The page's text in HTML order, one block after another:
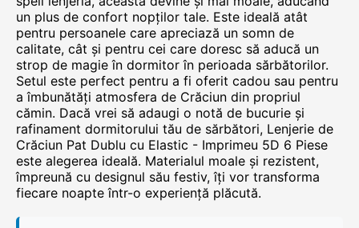
un plus de confort nopților tale. Este ideală atât
pentru persoanele care apreciază un somn de
calitate, cât și pentru cei care doresc să aducă un
strop de magie în dormitor în perioada sărbătorilor.
Setul este perfect pentru a fi oferit cadou sau pentru
a îmbunătăți atmosfera de Crăciun din propriul
cămin. Dacă vrei să adaugi o notă de bucurie și
rafinament dormitorului tău de sărbători, Lenjerie de
Crăciun Pat Dublu cu Elastic - Imprimeu 5D 6 Piese
este alegerea ideală. Materialul moale și rezistent,
împreună cu designul său festiv, îți vor transforma
fiecare noapte într-o experiență plăcută.